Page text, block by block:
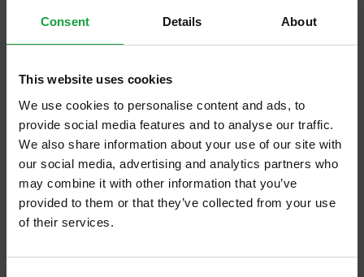
Consent Details About
This website uses cookies
We use cookies to personalise content and ads, to
provide social media features and to analyse our traffic.
We also share information about your use of our site with
our social media, advertising and analytics partners who
may combine it with other information that you’ve
provided to them or that they’ve collected from your use
of their services.
molitura integrato al pastificio e ad un
sofisticato sistema di controlli che rende
tracciabile il grano in tutto il suo percorso,
Pasta Armando è certificata “Metodo zero
residui di pesticidi e glifosato” dall’ente terzo
Bureau Veritas®.
Pasta Armando e De Matteis
ISCRIVITI ALLA NEWSLETTER